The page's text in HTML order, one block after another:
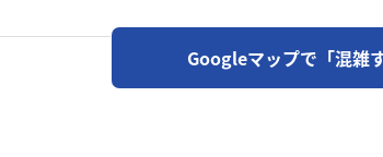
Googleマップで「混雑